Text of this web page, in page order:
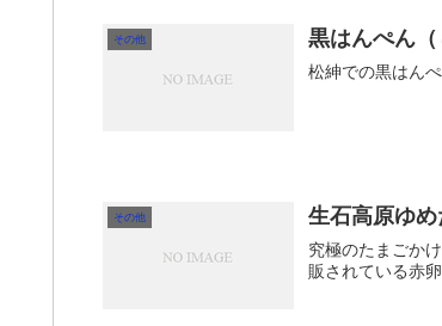
その他 黒はんぺん
松紳での黒はん
その他 生石高原ゆ
究極のたまごか
販されている赤